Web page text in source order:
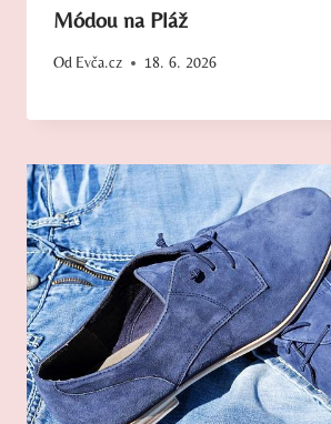
Módou na Pláž
Od Evča.cz 18. 6. 2026